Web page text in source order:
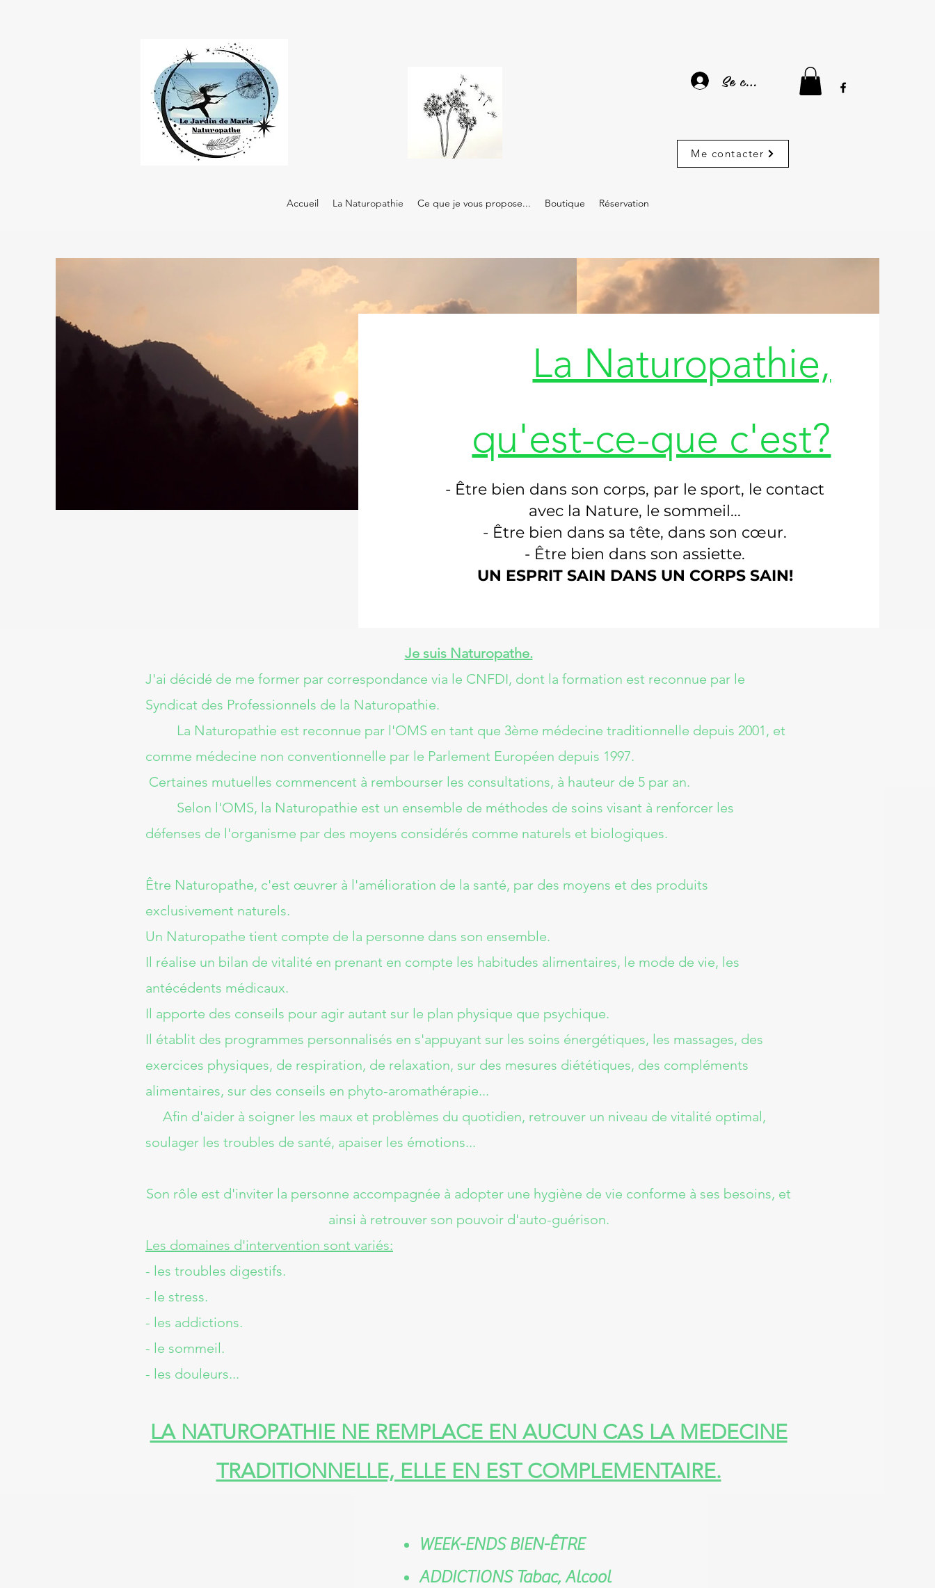
Se connecter
Me contacter
Accueil La Naturopathie Ce que je vous propose... Boutique Réservation
La Naturopathie,
qu'est-ce-que c'est?
- Être bien dans son corps, par le sport, le contact
avec la Nature, le sommeil...
- Être bien dans sa tête, dans son cœur.
- Être bien dans son assiette.
UN ESPRIT SAIN DANS UN CORPS SAIN!
Je suis Naturopathe.
J'ai décidé de me former par correspondance via le CNFDI, dont la formation est reconnue par le
Syndicat des Professionnels de la Naturopathie.
La Naturopathie est reconnue par l'OMS en tant que 3ème médecine traditionnelle depuis 2001, et
comme médecine non conventionnelle par le Parlement Européen depuis 1997.
Certaines mutuelles commencent à rembourser les consultations, à hauteur de 5 par an.​
Selon l'OMS, la Naturopathie est un ensemble de méthodes de soins visant à renforcer les
défenses de l'organisme par des moyens considérés comme naturels et biologiques.
Être Naturopathe, c'est œuvrer à l'amélioration de la santé, par des moyens et des produits
exclusivement naturels.
​Un Naturopathe tient compte de la personne dans son ensemble.
Il réalise un bilan de vitalité en prenant en compte les habitudes alimentaires, le mode de vie, les
antécédents médicaux.
Il apporte des conseils pour agir autant sur le plan physique que psychique.
Il établit des programmes personnalisés en s'appuyant sur les soins énergétiques, les massages, des
exercices physiques, de respiration, de relaxation, sur des mesures diététiques, des compléments
alimentaires, sur des conseils en phyto-aromathérapie...
Afin d'aider à soigner les maux et problèmes du quotidien, retrouver un niveau de vitalité optimal,
soulager les troubles de santé, apaiser les émotions...
Son rôle est d'inviter la personne accompagnée à adopter une hygiène de vie conforme à ses besoins, et
ainsi à retrouver son pouvoir d'auto-guérison.​
Les domaines d'intervention sont variés:
- les troubles digestifs.
- le stress.
- les addictions.
- le sommeil.
- les douleurs...
LA NATUROPATHIE NE REMPLACE EN AUCUN CAS LA MEDECINE
TRADITIONNELLE, ELLE EN EST COMPLEMENTAIRE.​
WEEK-ENDS BIEN-ÊTRE
ADDICTIONS Tabac, Alcool